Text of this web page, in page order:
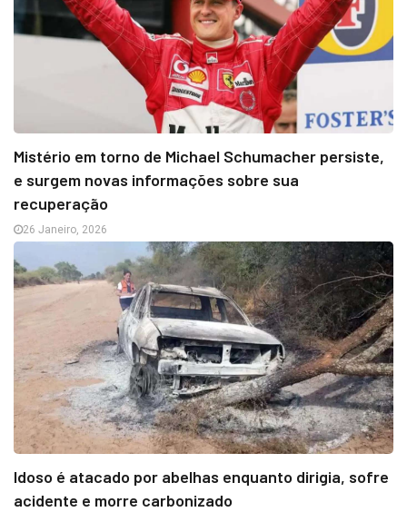
Mistério em torno de Michael Schumacher persiste,
e surgem novas informações sobre sua
recuperação
26 Janeiro, 2026
Idoso é atacado por abelhas enquanto dirigia, sofre
acidente e morre carbonizado